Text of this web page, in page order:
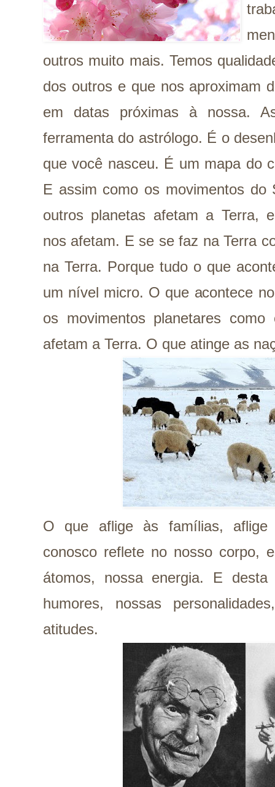
outros muito mais. Temos
dos outros e que nos aproximam
em datas próximas à nossa.
ferramenta do astrólogo. É o
que você nasceu. É um mapa do
E assim como os movimentos do
outros planetas afetam a Terra,
nos afetam. E se se faz na Terra
na Terra. Porque tudo o que
um nível micro. O que acontece
os movimentos planetares
afetam a Terra. O que atinge as
O que aflige às famílias,
conosco reflete no nosso corpo,
átomos, nossa energia. E
humores, nossas
atitudes.